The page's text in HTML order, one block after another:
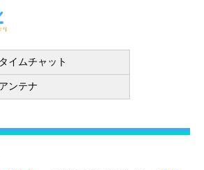
イムチャット
ンテナ